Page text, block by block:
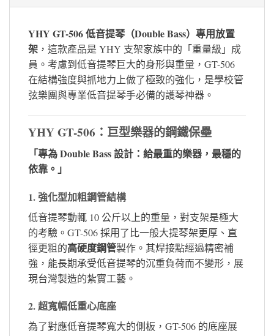
YHY GT-506 低音提琴（Double Bass）專用放置
架 ，這款產品是 YHY 支架家族中的「重量級」成
員。考慮到低音提琴巨大的身形與重量，GT-506
在結構強度與抓地力上做了極致的強化，是學校管
弦樂團與專業低音提琴手必備的護琴神器。
YHY GT-506：巨型樂器的鋼鐵保壘
「專為 Double Bass 設計：給最重的樂器，最穩的
依靠。」
1. 強化型加粗鋼管結構
低音提琴動輒 10 公斤以上的重量，對支架是極大
的考驗。GT-506 採用了比一般大提琴架更厚、直
徑更粗的高硬度鋼管製作。其焊接點經過精密補
強，能長期承受低音提琴的沉重負荷而不變形，展
現台灣製造的紮實工藝。
2. 超寬幅低重心底座
為了對應低音提琴寬大的側板，GT-506 的底座展